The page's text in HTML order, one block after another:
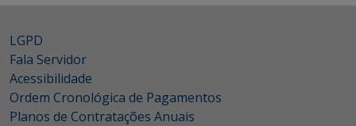
LGPD
Fala Servidor
Acessibilidade
Ordem Cronológica de Pagamentos
Planos de Contratações Anuais